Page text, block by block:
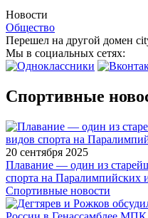
Новости
Общество
Перешел на другой домен
Мы в социальных сетях:
Спортивные
20 сентября 2025
Плавание — один из
спорта на Паралимпийских
Спортивные новости